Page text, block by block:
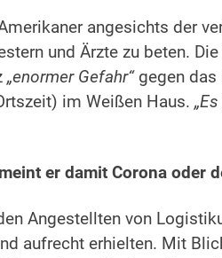
angesichts der
und Ärzte zu beten.
„enormer Gefahr“gegen das
im Weißen Haus.
er damit Corona oder
Angestellten von
aufrecht erhielten. Mit